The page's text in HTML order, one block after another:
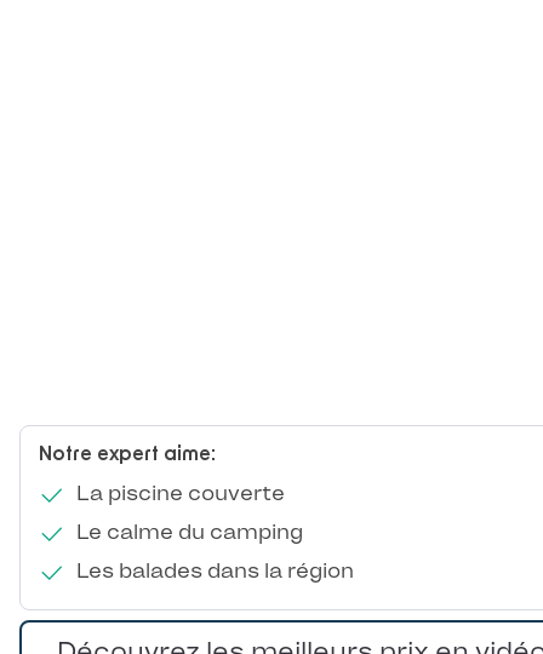
Notre expert aime:
La piscine couverte
Le calme du camping
Les balades dans la région